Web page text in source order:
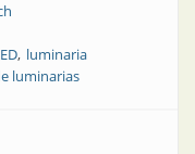
luminaria
luminarias